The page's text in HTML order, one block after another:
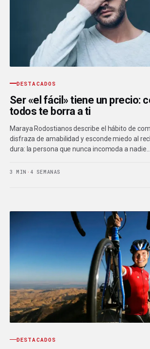
DESTACADOS
Ser «el fácil» tiene un precio:
todos te borra a ti
Maraya Rodostianos describe el hábito de
disfraza de amabilidad y esconde miedo al
dura: la persona que nunca incomoda a nadie…
3 MIN · 4 SEMANAS
DESTACADOS